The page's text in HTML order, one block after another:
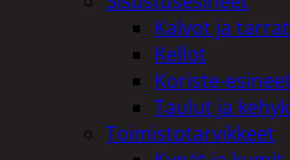
Kalvot ja tarrat
Kellot
Koriste-
Taulut ja
Toimistotarvikkeet